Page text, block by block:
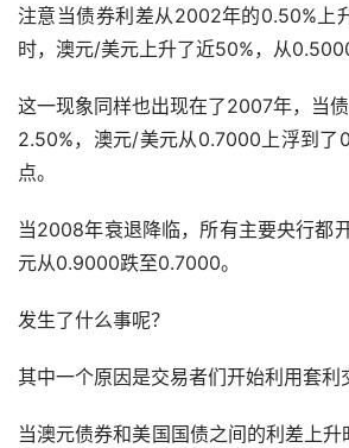
注意当债券利差从2002年的0.50%上
时，澳元/美元上升了近50%，从
这一现象同样也出现在了2007年，当
2.50%，澳元/美元从0.7000上浮到
点。
当2008年衰退降临，所有主要央行都
元从0.9000跌至0.7000。
发生了什么事呢？
其中一个原因是交易者们开始利用套利
当澳元债券和美国国债之间的利差上